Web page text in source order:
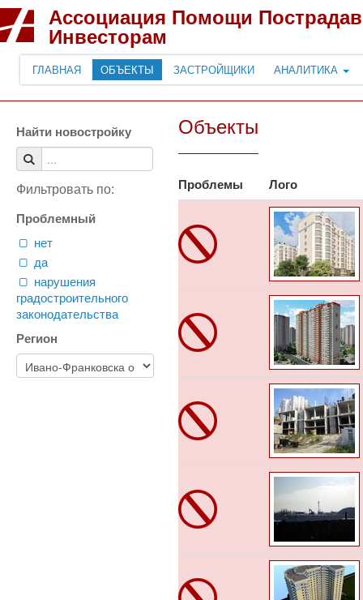
Ассоциация Помощи
Инвесторам
ГЛАВНАЯ ОБЪЕКТЫ ЗАСТРОЙЩИКИ АНАЛИТИКА
Найти новостройку
Фильтровать по:
Проблемный
нет
да
нарушения
градостроительного
законодательства
Регион
Объекты
Проблемы Лого